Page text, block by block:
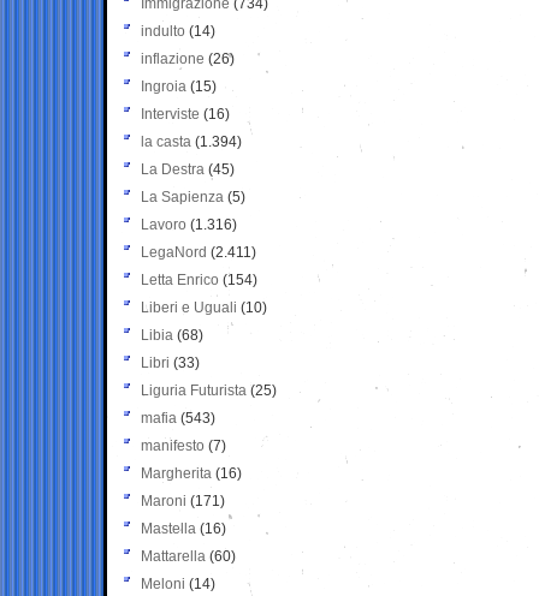
Immigrazione (734)
indulto (14)
inflazione (26)
Ingroia (15)
Interviste (16)
la casta (1.394)
La Destra (45)
La Sapienza (5)
Lavoro (1.316)
LegaNord (2.411)
Letta Enrico (154)
Liberi e Uguali (10)
Libia (68)
Libri (33)
Liguria Futurista (25)
mafia (543)
manifesto (7)
Margherita (16)
Maroni (171)
Mastella (16)
Mattarella (60)
Meloni (14)